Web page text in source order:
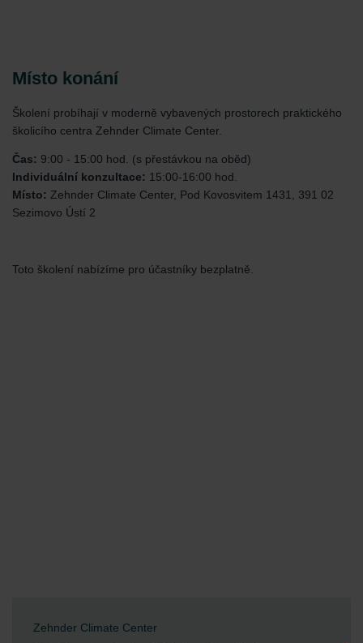
Místo konání
Školení probíhají v moderně vybavených prostorech praktického
školicího centra Zehnder Climate Center.
Čas: 9:00 - 15:00 hod. (s přestávkou na oběd)
Individuální konzultace: 15:00-16:00 hod.
Místo: Zehnder Climate Center, Pod Kovosvitem 1431, 391 02
Sezimovo Ústí 2
Toto školení nabízíme pro účastníky bezplatně.
Zehnder Climate Center